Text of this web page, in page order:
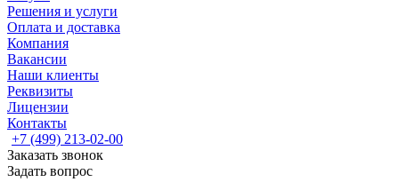
Решения и услуги
Оплата и доставка
Компания
Вакансии
Наши клиенты
Реквизиты
Лицензии
Контакты
+7 (499) 213-02-00
Заказать звонок
Задать вопрос